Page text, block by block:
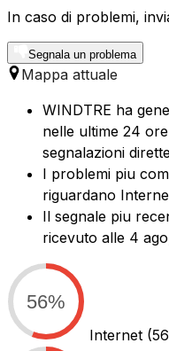
In caso di problemi,
Segnala un problema
Mappa attuale
WINDTRE ha
nelle ultime 24
segnalazioni
I problemi piu
riguardano
Il segnale piu
ricevuto alle 4
56%
Internet